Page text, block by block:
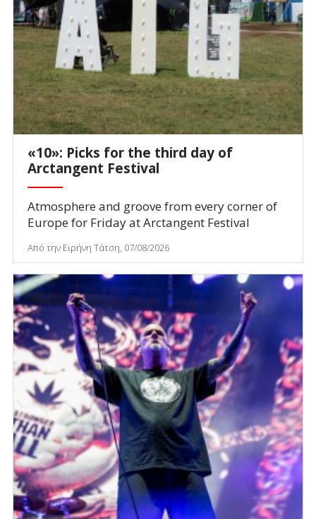
«10»: Picks for the third day of
Arctangent Festival
Atmosphere and groove from every corner of
Europe for Friday at Arctangent Festival
Από την Ειρήνη Τάτση, 07/08/2026